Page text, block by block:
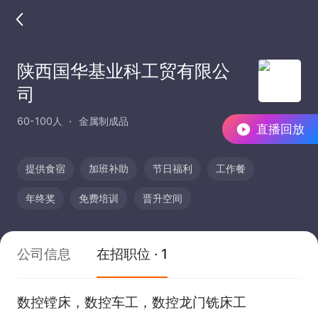
直播回放
陕西国华基业科工贸有限公
司
60-100人 金属制成品
提供食宿 加班补助 节日福利 工作餐
年终奖 免费培训 晋升空间
公司信息 在招职位 · 1
数控镗床，数控车工，数控龙门铣床工